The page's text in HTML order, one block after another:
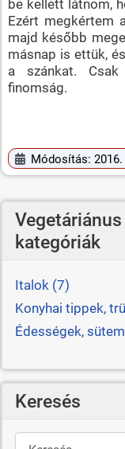
be kellett látnom,
Ezért megkértem
majd később
másnap is ettük,
a szánkat.
finomság.
Módosítás:
kategóriák
Italok (7)
Konyhai tippek,
Édességek,
Keresés
Keresés